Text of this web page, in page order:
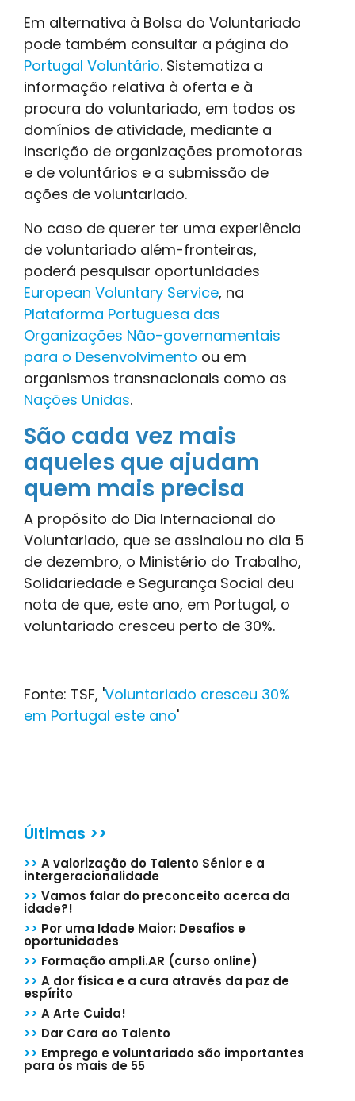
Em alternativa à Bolsa do Voluntariado
pode também consultar a página do
Portugal Voluntário. Sistematiza a
informação relativa à oferta e à
procura do voluntariado, em todos os
domínios de atividade, mediante a
inscrição de organizações promotoras
e de voluntários e a submissão de
ações de voluntariado.
No caso de querer ter uma experiência
de voluntariado além-fronteiras,
poderá pesquisar oportunidades
European Voluntary Service, na
Plataforma Portuguesa das
Organizações Não-governamentais
para o Desenvolvimento ou em
organismos transnacionais como as
Nações Unidas.
São cada vez mais
aqueles que ajudam
quem mais precisa
A propósito do Dia Internacional do
Voluntariado, que se assinalou no dia 5
de dezembro, o Ministério do Trabalho,
Solidariedade e Segurança Social deu
nota de que, este ano, em Portugal, o
voluntariado cresceu perto de 30%.
Fonte: TSF, 'Voluntariado cresceu 30%
em Portugal este ano'
Últimas >>
>> A valorização do Talento Sénior e a
intergeracionalidade
>> Vamos falar do preconceito acerca da
idade?!
>> Por uma Idade Maior: Desafios e
oportunidades
>> Formação ampli.AR (curso online)
>> A dor física e a cura através da paz de
espírito
>> A Arte Cuida!
>> Dar Cara ao Talento
>> Emprego e voluntariado são importantes
para os mais de 55